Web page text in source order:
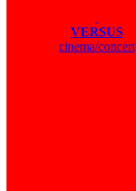
VERSUS
cinema/concert